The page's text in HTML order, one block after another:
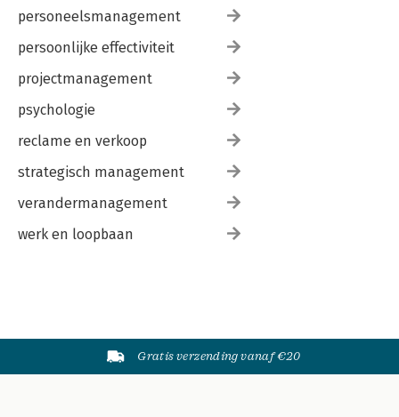
personeelsmanagement
persoonlijke effectiviteit
projectmanagement
psychologie
reclame en verkoop
strategisch management
verandermanagement
werk en loopbaan
Gratis verzending vanaf €20